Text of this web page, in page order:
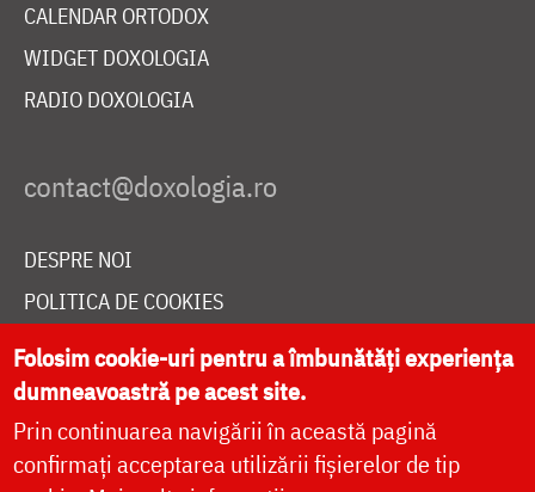
CALENDAR ORTODOX
WIDGET DOXOLOGIA
RADIO DOXOLOGIA
DESPRE NOI
POLITICA DE COOKIES
DONEAZĂ ONLINE PENTRU CATEDRALA NAȚIONALĂ
LIVE
Folosim cookie-uri pentru a îmbunătăți experiența
dumneavoastră pe acest site.
Prin continuarea navigării în această pagină
confirmați acceptarea utilizării fișierelor de tip